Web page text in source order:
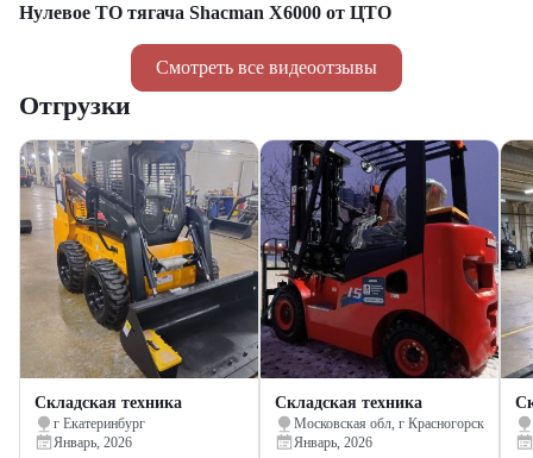
Смотреть все видеоотзывы
Нулевое ТО тягача Shacman Х6000 от ЦТО
Отгрузки
Складская техника
г Екатеринбург
Январь, 2026
Складская техника
Московская обл, г Красногорск
Январь, 2026